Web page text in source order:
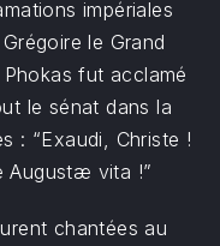
impériales
le Grand
Phokas fut acclamé
le sénat dans la
: “Exaudi, Christe !
vita !”
chantées au